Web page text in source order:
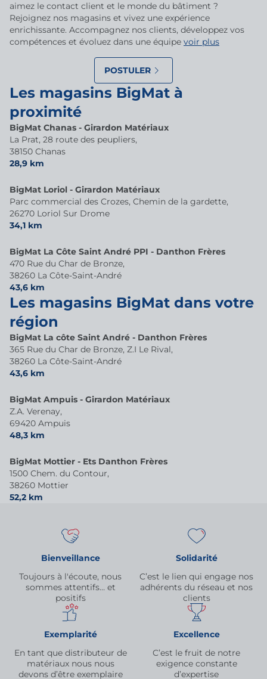
aimez le contact client et le monde du bâtiment ?
Rejoignez nos magasins et vivez une expérience
enrichissante. Accompagnez nos clients, développez vos
compétences et évoluez dans une équipe voir plus
POSTULER
Les magasins BigMat à
proximité
BigMat Chanas - Girardon Matériaux
La Prat, 28 route des peupliers,
38150 Chanas
28,9 km
BigMat Loriol - Girardon Matériaux
Parc commercial des Crozes, Chemin de la gardette,
26270 Loriol Sur Drome
34,1 km
BigMat La Côte Saint André PPI - Danthon Frères
470 Rue du Char de Bronze,
38260 La Côte-Saint-André
43,6 km
Les magasins BigMat dans votre
région
BigMat La côte Saint André - Danthon Frères
365 Rue du Char de Bronze, Z.I Le Rival,
38260 La Côte-Saint-André
43,6 km
BigMat Ampuis - Girardon Matériaux
Z.A. Verenay,
69420 Ampuis
48,3 km
BigMat Mottier - Ets Danthon Frères
1500 Chem. du Contour,
38260 Mottier
52,2 km
Bienveillance
Toujours à l'écoute, nous
sommes attentifs… et
positifs
Solidarité
C’est le lien qui engage nos
adhérents du réseau et nos
clients
Exemplarité
En tant que distributeur de
matériaux nous nous
devons d’être exemplaire
Excellence
C’est le fruit de notre
exigence constante
d’expertise